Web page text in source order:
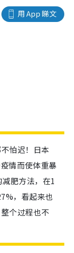
用 App 睇文
怕迟！日本
情而使体重暴
肥方法，在1
，看起来也
个过程也不